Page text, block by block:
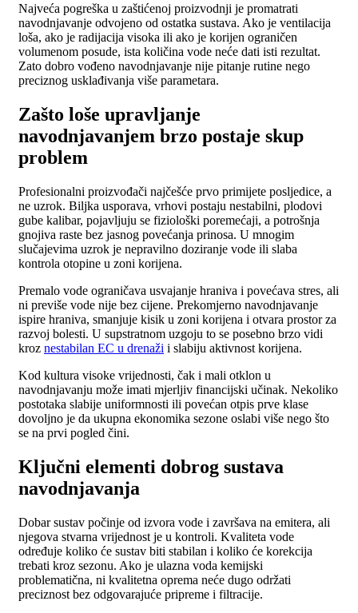
Najveća pogreška u zaštićenoj proizvodnji je promatrati
navodnjavanje odvojeno od ostatka sustava. Ako je ventilacija
loša, ako je radijacija visoka ili ako je korijen ograničen
volumenom posude, ista količina vode neće dati isti rezultat.
Zato dobro vođeno navodnjavanje nije pitanje rutine nego
preciznog usklađivanja više parametara.
Zašto loše upravljanje
navodnjavanjem brzo postaje skup
problem
Profesionalni proizvođači najčešće prvo primijete posljedice, a
ne uzrok. Biljka usporava, vrhovi postaju nestabilni, plodovi
gube kalibar, pojavljuju se fiziološki poremećaji, a potrošnja
gnojiva raste bez jasnog povećanja prinosa. U mnogim
slučajevima uzrok je nepravilno doziranje vode ili slaba
kontrola otopine u zoni korijena.
Premalo vode ograničava usvajanje hraniva i povećava stres, ali
ni previše vode nije bez cijene. Prekomjerno navodnjavanje
ispire hraniva, smanjuje kisik u zoni korijena i otvara prostor za
razvoj bolesti. U supstratnom uzgoju to se posebno brzo vidi
kroz nestabilan EC u drenaži i slabiju aktivnost korijena.
Kod kultura visoke vrijednosti, čak i mali otklon u
navodnjavanju može imati mjerljiv financijski učinak. Nekoliko
postotaka slabije uniformnosti ili povećan otpis prve klase
dovoljno je da ukupna ekonomika sezone oslabi više nego što
se na prvi pogled čini.
Ključni elementi dobrog sustava
navodnjavanja
Dobar sustav počinje od izvora vode i završava na emitera, ali
njegova stvarna vrijednost je u kontroli. Kvaliteta vode
određuje koliko će sustav biti stabilan i koliko će korekcija
trebati kroz sezonu. Ako je ulazna voda kemijski
problematična, ni kvalitetna oprema neće dugo održati
preciznost bez odgovarajuće pripreme i filtracije.